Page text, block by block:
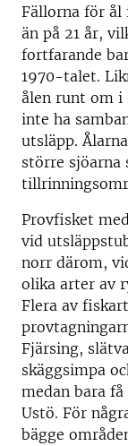
Fällorna för ål
än på 21 år,
fortfarande
1970-talet.
ålen runt om i
inte ha
utsläpp.
större sjöarna
Provfisket
vid
norr därom,
olika arter av
Flera av
Fjärsing,
skäggsimpa
medan bara
Ustö. För
bägge